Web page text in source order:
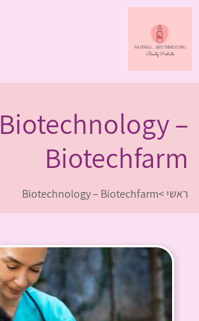
Biotechnology –
Biotechfarm
ראשי>
Biotechnology – Biotechfarm